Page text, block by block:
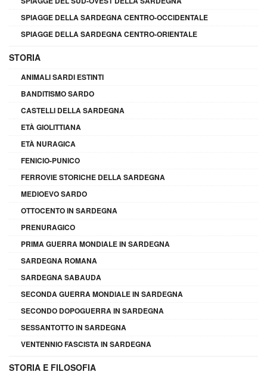
SPIAGGE DELLA SARDEGNA CENTRO-OCCIDENTALE
SPIAGGE DELLA SARDEGNA CENTRO-ORIENTALE
STORIA
ANIMALI SARDI ESTINTI
BANDITISMO SARDO
CASTELLI DELLA SARDEGNA
ETÀ GIOLITTIANA
ETÀ NURAGICA
FENICIO-PUNICO
FERROVIE STORICHE DELLA SARDEGNA
MEDIOEVO SARDO
OTTOCENTO IN SARDEGNA
PRENURAGICO
PRIMA GUERRA MONDIALE IN SARDEGNA
SARDEGNA ROMANA
SARDEGNA SABAUDA
SECONDA GUERRA MONDIALE IN SARDEGNA
SECONDO DOPOGUERRA IN SARDEGNA
SESSANTOTTO IN SARDEGNA
VENTENNIO FASCISTA IN SARDEGNA
STORIA E FILOSOFIA